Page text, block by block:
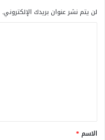
لن يتم نشر عنوان بريدك الإلكتروني.
*
الاسم *